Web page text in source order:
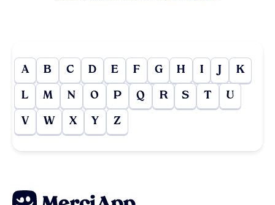
A B C D E F G H I J K
L M N O P Q R S T U
V W X Y Z